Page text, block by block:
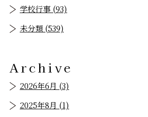
学校行事 (93)
未分類 (539)
Archive
2026年6月 (3)
2025年8月 (1)